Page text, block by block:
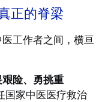
正的脊梁
工作者之间，横亘
险、勇挑重
国家中医医疗救治